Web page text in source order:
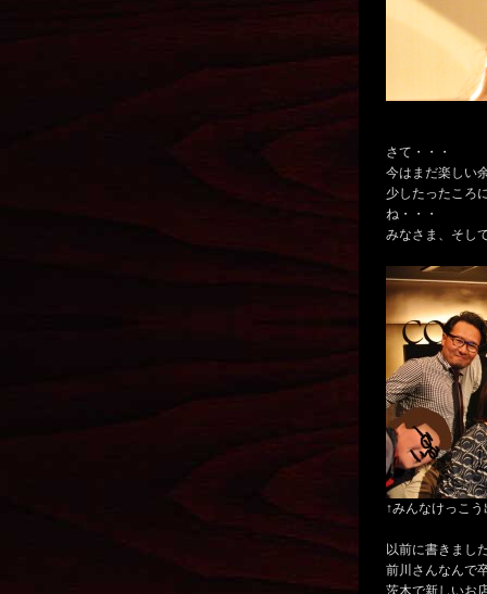
さて・・・
今はまだ楽しい
少したったころ
ね・・・
みなさま、そし
↑みんなけっこ
以前に書きまし
前川さんなんで
茨木で新しいお